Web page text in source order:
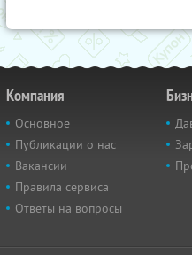
Компания
Основное
Публикации о нас
Вакансии
Правила сервиса
Ответы на вопросы